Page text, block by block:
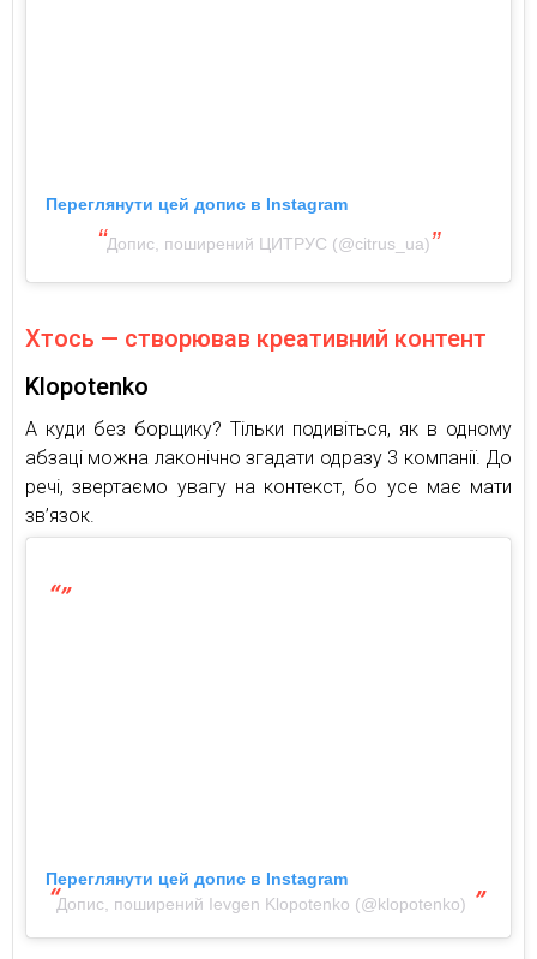
Переглянути цей допис в Instagram
Допис, поширений ЦИТРУС (@citrus_ua)
Хтось — створював креативний контент
Klopotenko
А куди без борщику? Тільки подивіться, як в одному
абзаці можна лаконічно згадати одразу 3 компанії. До
речі, звертаємо увагу на контекст, бо усе має мати
зв’язок.
Переглянути цей допис в Instagram
Допис, поширений Ievgen Klopotenko (@klopotenko)